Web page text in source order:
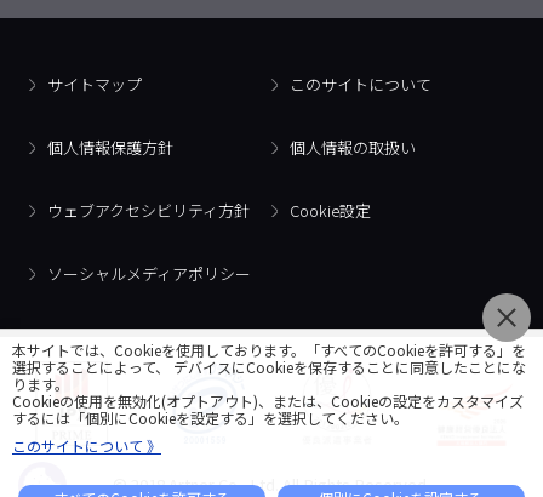
サイトマップ このサイトについて
個人情報保護方針 個人情報の取扱い
ウェブアクセシビリティ方針 Cookie設定
ソーシャルメディアポリシー
© 2018 Artner Co., Ltd. All Rights Reserved.
本サイトでは、Cookieを使用しております。「すべてのCookieを許可する」を
選択することによって、 デバイスにCookieを保存することに同意したことにな
ります。
Cookieの使用を無効化(オプトアウト)、または、Cookieの設定をカスタマイズ
するには「個別にCookieを設定する」を選択してください。
このサイトについて 》